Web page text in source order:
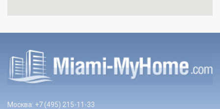
Москва: +7 (495) 215-11-33